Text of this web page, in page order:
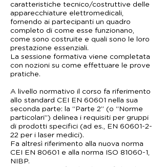
caratteristiche tecnico/costruttive delle
apparecchiature elettromedicali,
fornendo ai partecipanti un quadro
completo di come esse funzionano,
come sono costruite e quali sono le loro
prestazione essenziali.
La sessione formativa viene completata
con nozioni su come effettuare le prove
pratiche.
A livello normativo il corso fa riferimento
allo standard CEI EN 60601 nella sua
seconda parte: la “Parte 2” (o “Norme
particolari”) delinea i requisiti per gruppi
di prodotti specifici (ad es., EN 60601-2-
22 per i laser medici).
Fa altresì riferimento alla nuova norma
CEI EN 80601 e alla norma ISO 81060-1,
NIBP.